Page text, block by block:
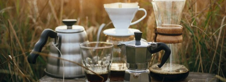
SATIŞ VE MONTAJ
Keşfet